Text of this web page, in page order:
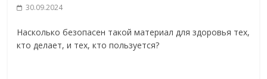
30.09.2024
Насколько безопасен такой материал для здоровья тех,
кто делает, и тех, кто пользуется?